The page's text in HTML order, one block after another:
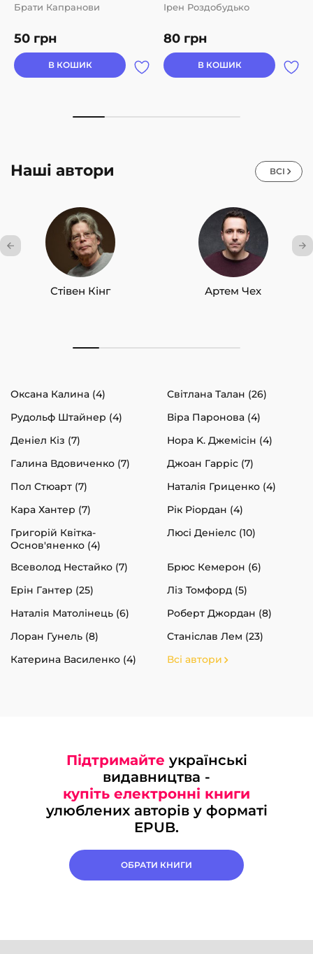
50 грн
Брати Капранови
В КОШИК
80 грн
Ірен Роздобудько
В КОШИК
Наші автори ВСІ
Стівен Кінг Артем Чех
Оксана Калина (4)
Світлана Талан (26)
Рудольф Штайнер (4)
Віра Паронова (4)
Деніел Кіз (7)
Нора K. Джемісін (4)
Галина Вдовиченко (7)
Джоан Гарріс (7)
Пол Стюарт (7)
Наталія Гриценко (4)
Кара Хантер (7)
Рік Ріордан (4)
Григорій Квітка-
Основ'яненко (4)
Люсі Деніелс (10)
Всеволод Нестайко (7)
Брюс Кемерон (6)
Ерін Гантер (25)
Ліз Томфорд (5)
Наталія Матолінець (6)
Роберт Джордан (8)
Лоран Гунель (8)
Станіслав Лем (23)
Катерина Василенко (4)
Всі автори
Підтримайте українські
видавництва -
купіть електронні книги
улюблених авторів у форматі
EPUB.
ОБРАТИ КНИГИ